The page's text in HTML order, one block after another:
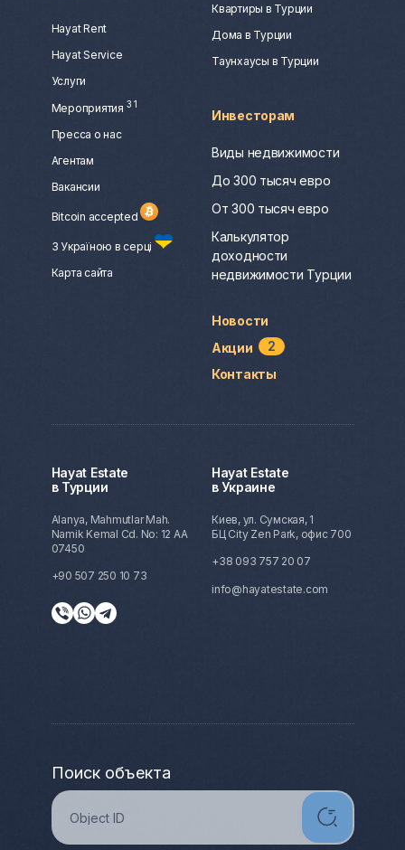
Hayat Rent
Hayat Service
Услуги
Мероприятия 3 1
Пресса о нас
Агентам
Вакансии
Bitcoin accepted
З Україною в серці
Карта сайта
Квартиры в Турции
Дома в Турции
Таунхаусы в Турции
Инвесторам
Виды недвижимости
До 300 тысяч евро
От 300 тысяч евро
Калькулятор
доходности
недвижимости Турции
Новости
Акции
2
Контакты
Hayat Estate
в Турции
Alanya, Mahmutlar Mah.
Namik Kemal Cd. No: 12 AA
07450
+90 507 250 10 73
Hayat Estate
в Украине
Киев, ул. Сумская, 1
БЦ City Zen Park, офис 700
+38 093 757 20 07
info@hayatestate.com
Поиск объекта